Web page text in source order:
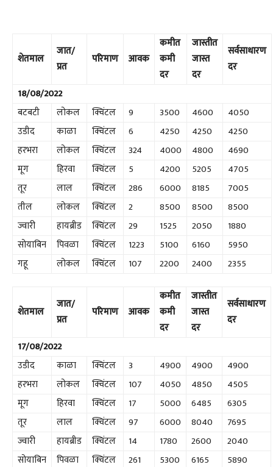
शेतमाल
जात/
प्रत
परिमाण आवक
कमीत
कमी
दर
जास्तीत
जास्त
दर
सर्वसाधारण
दर
18/08/2022
बटबटी
लोकल क्विंटल 9 3500 4600
4050
उडीद
काळा क्विंटल 6 4250 4250
4250
हरभरा
लोकल क्विंटल 324 4000 4800
4690
मूग
हिरवा क्विंटल 5 4200 5205
4705
तूर
लाल क्विंटल 286 6000 8185
7005
तील
लोकल क्विंटल 2 8500 8500
8500
ज्वारी
हायब्रीड क्विंटल 29 1525 2050
1880
सोयाबिन
पिवळा क्विंटल 1223 5100 6160
5950
गहू
लोकल क्विंटल 107 2200 2400 2355
शेतमाल
जात/
प्रत
परिमाण आवक
कमीत
कमी
दर
जास्तीत
जास्त
दर
सर्वसाधारण
दर
17/08/2022
उडीद
काळा क्विंटल 3 4900 4900
4900
हरभरा
लोकल क्विंटल 107 4050 4850
4505
मूग
हिरवा क्विंटल 17 5000 6485
6305
तूर
लाल क्विंटल 97 6000 8040
7695
ज्वारी
हायब्रीड क्विंटल 14 1780 2600
2040
सोयाबिन
पिवळा क्विंटल 261 5300 6165 5890